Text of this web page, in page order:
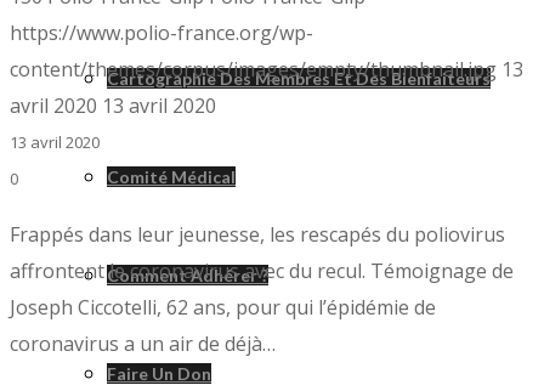
Cartographie Des Membres Et Des Bienfaiteurs
Comité Médical
Comment Adhérer ?
Faire Un Don
https://www.polio-france.org/wp-
content/themes/corpus/images/empty/thumbnail.jpg 13
avril 2020 13 avril 2020
13 avril 2020
0
Frappés dans leur jeunesse, les rescapés du poliovirus
affrontent le coronavirus avec du recul. Témoignage de
Joseph Ciccotelli, 62 ans, pour qui l’épidémie de
coronavirus a un air de déjà…